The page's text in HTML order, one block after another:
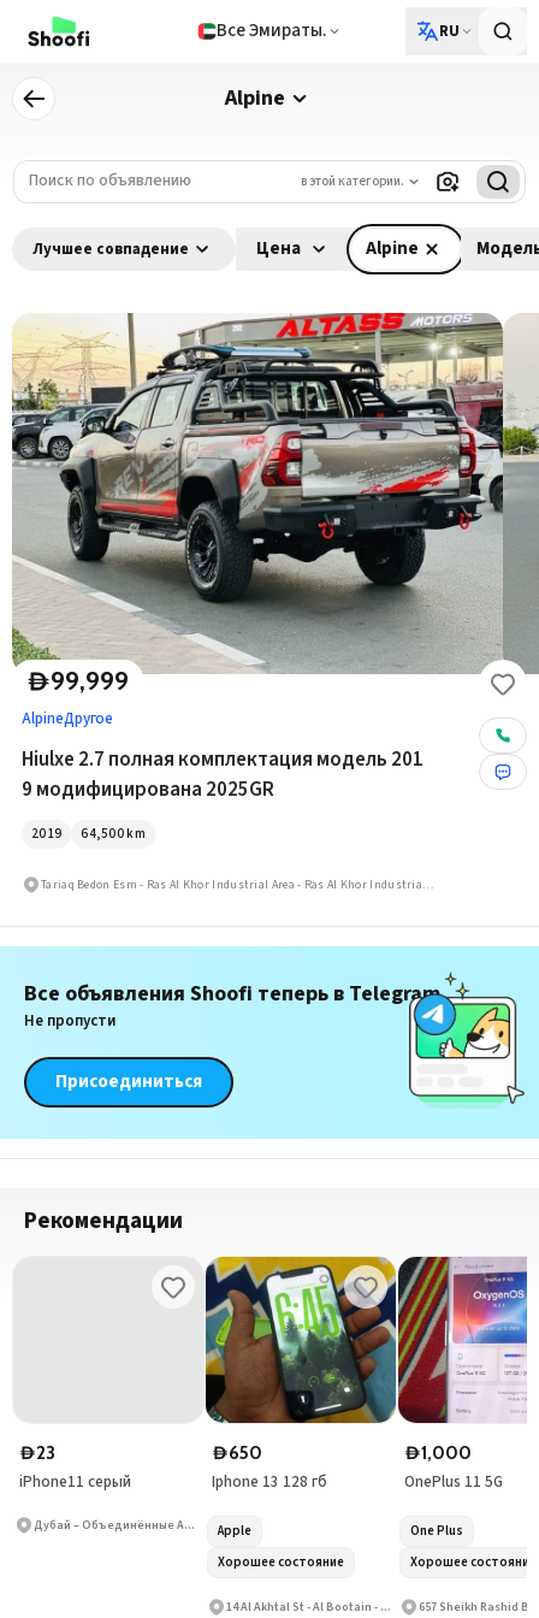
Все Эмираты. RU
Alpine
в этой категории.
Лучшее совпадение Цена Alpine
D99,999
AlpineДругое
Hiulxe 2.7 полная комплектация модель 201
9 модифицирована 2025GR
2019 64,500km
Tariaq Bedon Esm - Ras Al Khor Industrial Area - Ras Al Khor Industrial Area 3
Все объявления Shoofi теперь в Telegram
Не пропусти
Присоединиться
Рекомендации
D23
iPhone11 серый
Дубай – Объединённые Арабские Эмираты
D650
Iphone 13 128 гб
Apple
Хорошее состояние
14 Al Akhtal St - Al Bootain - Al Hamrah
D1,000
OnePlus 11 5G
One Plus
Хорошее состояние